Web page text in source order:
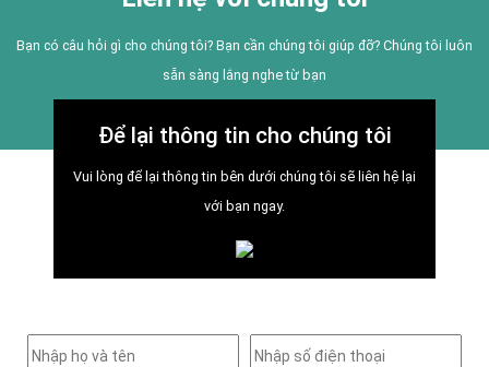
Bạn có câu hỏi gì cho chúng tôi? Bạn cần chúng tôi giúp đỡ? Chúng tôi luôn
sẵn sàng lắng nghe từ bạn
Để lại thông tin cho chúng tôi
Vui lòng để lại thông tin bên dưới chúng tôi sẽ liên hệ lại
với bạn ngay.